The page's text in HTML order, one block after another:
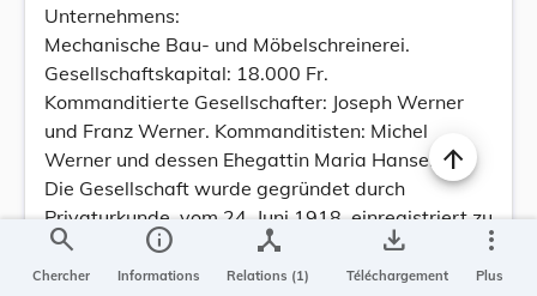
Unternehmens:
Mechanische Bau- und Möbelschreinerei.
Gesellschaftskapital: 18.000 Fr.
Kommanditierte Gesellschafter: Joseph Werner
und Franz Werner. Kommanditisten: Michel
Werner und dessen Ehegattin Maria Hansen.
Die Gesellschaft wurde gegründet durch
Privaturkunde, vom 24. Juni 1918, einregistriert zu
Luxemburg, am 24. Juni 1918, durch den
Einnehmer
search
Chercher
info
Informations
device_hub
Relations (1)
save_alt
Téléchargement
more_vert
Plus